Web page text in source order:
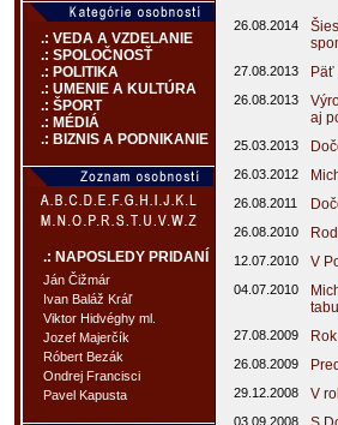
.: VEDA A VZDELANIE
.: SPOLOČNOSŤ
.: POLITIKA
.: UMENIE A KULTÚRA
.: ŠPORT
.: MÉDIÁ
.: BIZNIS A PODNIKANIE
.: NAPOSLEDY PRIDANÍ
Ján Čižmár
Ivan Baláž Kráľ
Viktor Hidvéghy ml.
Jozef Majerčík
Róbert Bezák
Ondrej Francisci
Pavel Kapusta
26.08.2014
27.08.2013 Päť
26.08.2013
aj
25.03.2013
26.03.2012
26.08.2011
26.08.2010
12.07.2010 V
04.07.2010
27.08.2009
26.08.2009
29.12.2008 V
03.09.2008